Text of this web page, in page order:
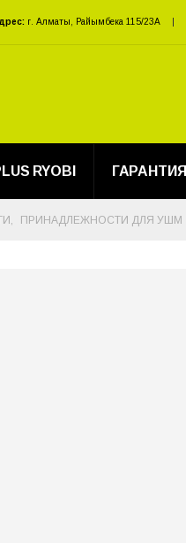
г. Алматы, Райымбека 115/23A
RYOBI
, ПРИНАДЛЕЖНОСТИ ДЛЯ УШМ